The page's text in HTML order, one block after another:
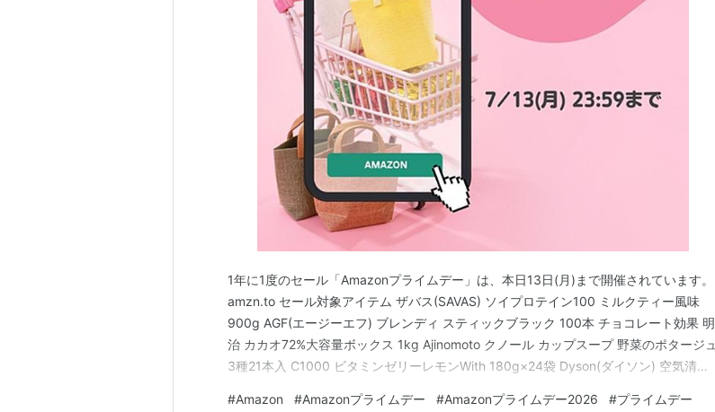
1年に1度のセール「Amazonプライムデー」は、本日13日(月)まで開催されています。
amzn.to セール対象アイテム ザバス(SAVAS) ソイプロテイン100 ミルクティー風味
900g AGF(エージーエフ) ブレンディ スティックブラック 100本 チョコレート効果 明
治 カカオ72%大容量ボックス 1kg Ajinomoto クノール カップスープ 野菜のポタージュ
3種21本入 C1000 ビタミンゼリーレモンWith 180g×24袋 Dyson(ダイソン) 空気清浄
#Amazon #Amazonプライムデー #Amazonプライムデー2026 #プライムデー